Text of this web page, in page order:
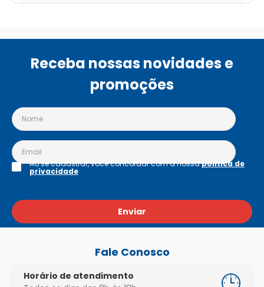
Receba nossas novidades e
promoções
Enviar
Ao se cadastrar, você concordar com a nossapolítica de
privacidade
Fale Conosco
Horário de atendimento